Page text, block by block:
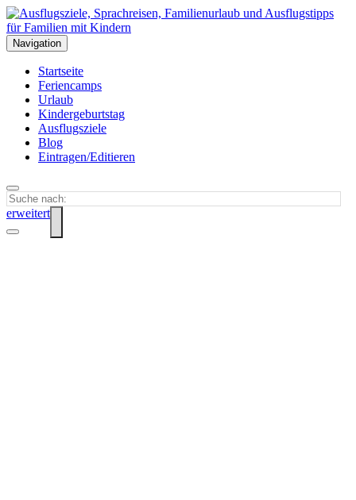
Navigation
Startseite
Feriencamps
Urlaub
Kindergeburtstag
Ausflugsziele
Blog
Eintragen/Editieren
erweitert